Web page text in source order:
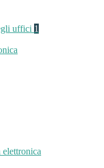
uffici 1
elettronica